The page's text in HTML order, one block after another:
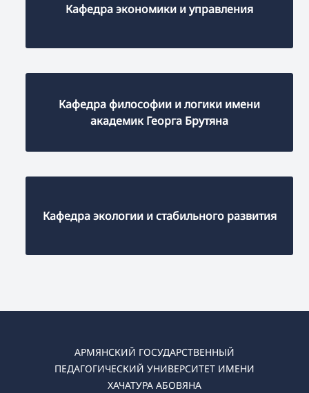
Кафедра экономики и управления
Кафедра философии и логики имени
академик Георга Брутяна
Кафедра экологии и стабильного развития
АРМЯНСКИЙ ГОСУДАРСТВЕННЫЙ
ПЕДАГОГИЧЕСКИЙ УНИВЕРСИТЕТ ИМЕНИ
ХАЧАТУРА АБОВЯНА